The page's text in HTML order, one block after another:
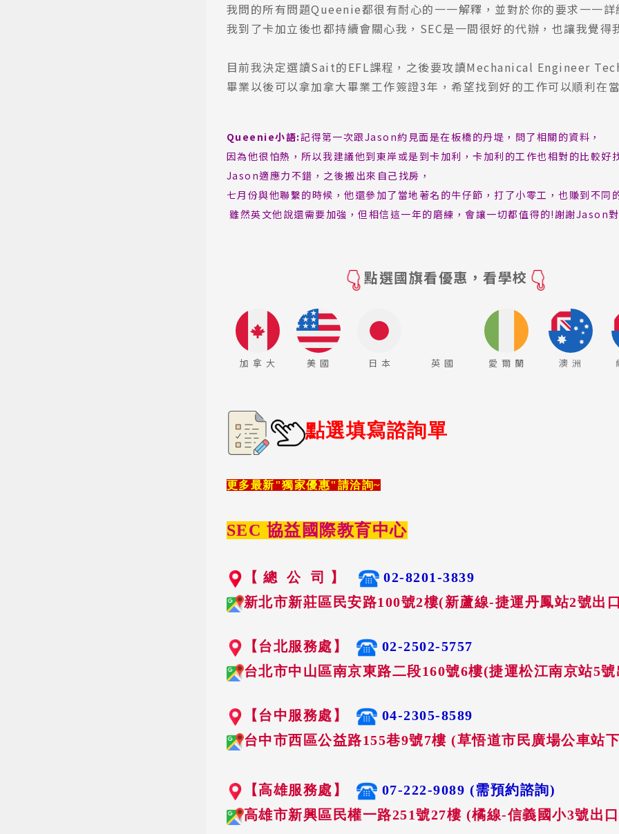
我問的所有問題Queenie都很有耐心的一一解釋，並對於你的要求一一
我到了卡加立後也都持續會關心我，SEC是一間很好的代辦，也讓我覺得
目前我決定選讀Sait的EFL課程，之後要攻讀Mechanical Engineer
畢業以後可以拿加拿大畢業工作簽證3年，希望找到好的工作可以順利在
Queenie小語:記得第一次跟Jason約見面是在板橋的丹堤，問了相關的資料，
因為他很怕熱，所以我建議他到東岸或是到卡加利，卡加利的工作也相對的比較好
Jason適應力不錯，之後搬出來自己找房，
七月份與他聯繫的時候，他還參加了當地著名的牛仔節，打了小零工，也賺到不同
雖然英文他說還需要加強，但相信這一年的磨練，會讓一切都值得的!謝謝Jason
點選國旗看優惠，看學校
加 拿 大 美 國 日 本 英 國 愛 爾 蘭 澳 洲
點選填寫諮詢單
更多最新"獨家優惠"請洽詢~
SEC 協益國際教育中心
【 總 公 司 】
02-8201-3839
新北市新莊區民安路100號2樓(新蘆線-捷運丹鳳站2號出
【台北服務處】
02-2502-5757
台北市中山區南京東路二段160號6樓(捷運松江南京站5
【台中服務處】
04-2305-8589
台中市西區公益路155巷9號7樓 (草悟道市民廣場公車站
【高雄服務處】
07-222-9089 (需預約諮詢)
高雄市新興區民權一路251號27樓 (橘線-信義國小3號出